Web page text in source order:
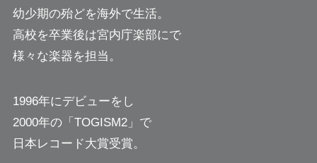
幼少期の殆どを海外で生活。
高校を卒業後は宮内庁楽部にで
様々な楽器を担当。
1996年にデビューをし
2000年の「TOGISM2」で
日本レコード大賞受賞。